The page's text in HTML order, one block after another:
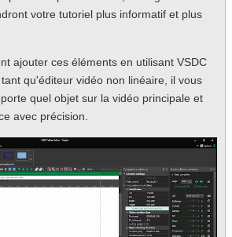
votre tutoriel plus informatif et plus
ajouter ces éléments en utilisant VSDC
qu'éditeur vidéo non linéaire, il vous
quel objet sur la vidéo principale et
avec précision.